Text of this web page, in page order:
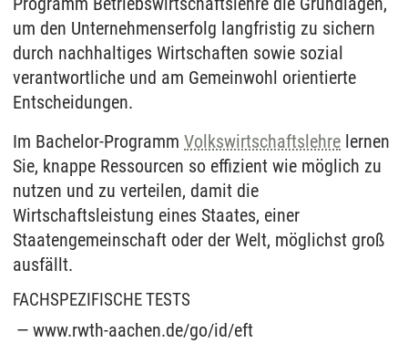
um den Unternehmenserfolg langfristig zu sichern
durch nachhaltiges Wirtschaften sowie sozial
verantwortliche und am Gemeinwohl orientierte
Entscheidungen.
Im Bachelor-Programm Volkswirtschaftslehre lernen
Sie, knappe Ressourcen so effizient wie möglich zu
nutzen und zu verteilen, damit die
Wirtschaftsleistung eines Staates, einer
Staatengemeinschaft oder der Welt, möglichst groß
ausfällt.
FACHSPEZIFISCHE TESTS
www.rwth-aachen.de/go/id/eft